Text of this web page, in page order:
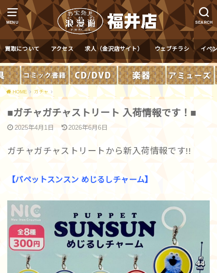
MENU SEARCH
買取について アクセス 求人（金沢店サイト） ウェブチラシ イベ
HOME ガチャ
■ガチャガチャストリート 入荷情報です！■
2025年4月1日 2026年6月6日
ガチャガチャストリートから新入荷情報です!!
【パペットスンスン めじるしチャーム】